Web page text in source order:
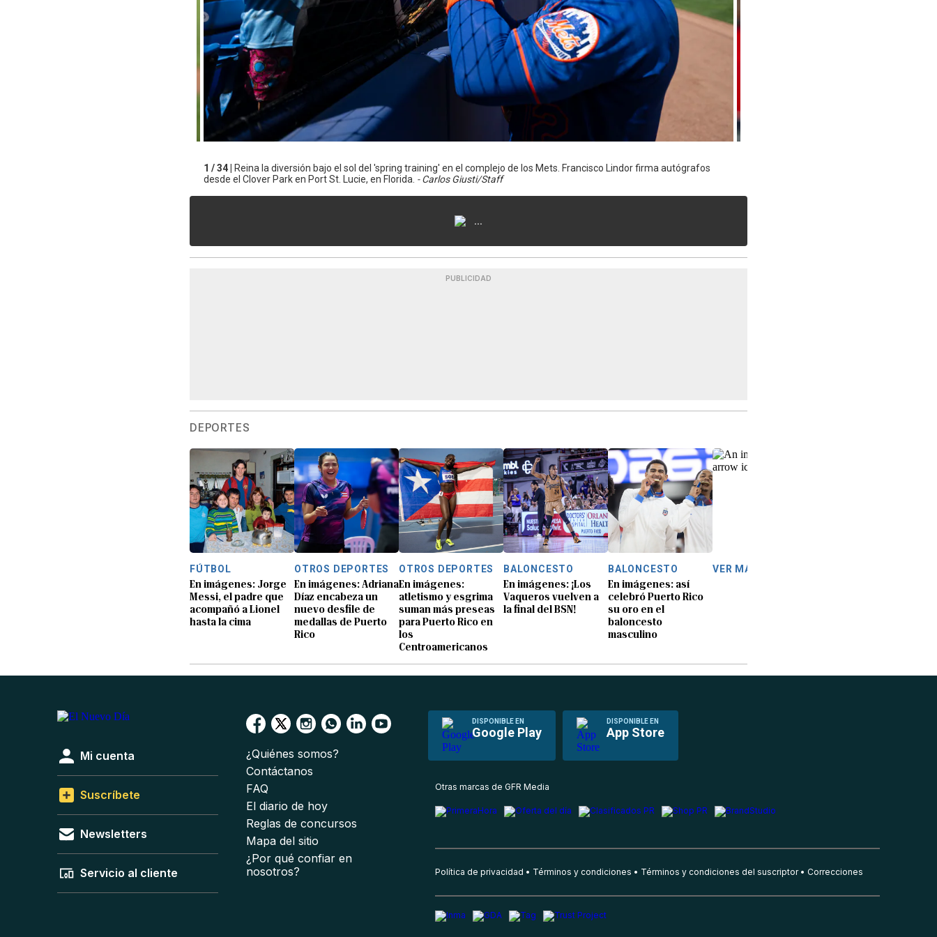
1 / 34 |
Reina la diversión bajo el sol del 'spring training' en el complejo de los Mets. Francisco Lindor firma autógrafos
desde el Clover Park en Port St. Lucie, en Florida. - Carlos Giusti/Staff
...
PUBLICIDAD
DEPORTES
FÚTBOL
En imágenes: Jorge
Messi, el padre que
acompañó a Lionel
hasta la cima
OTROS DEPORTES
En imágenes: Adriana
Díaz encabeza un
nuevo desfile de
medallas de Puerto
Rico
OTROS DEPORTES
En imágenes:
atletismo y esgrima
suman más preseas
para Puerto Rico en
los
Centroamericanos
BALONCESTO
En imágenes: ¡Los
Vaqueros vuelven a
la final del BSN!
BALONCESTO
En imágenes: así
celebró Puerto Rico
su oro en el
baloncesto
masculino
VER MÁS
DISPONIBLE EN
Google Play
DISPONIBLE EN
App Store
Mi cuenta
Suscríbete
Newsletters
Servicio al cliente
¿Quiénes somos?
Contáctanos
FAQ
El diario de hoy
Reglas de concursos
Mapa del sitio
¿Por qué confiar en
nosotros?
Otras marcas de GFR Media
Política de privacidad Términos y condiciones Términos y condiciones del suscriptor Correcciones